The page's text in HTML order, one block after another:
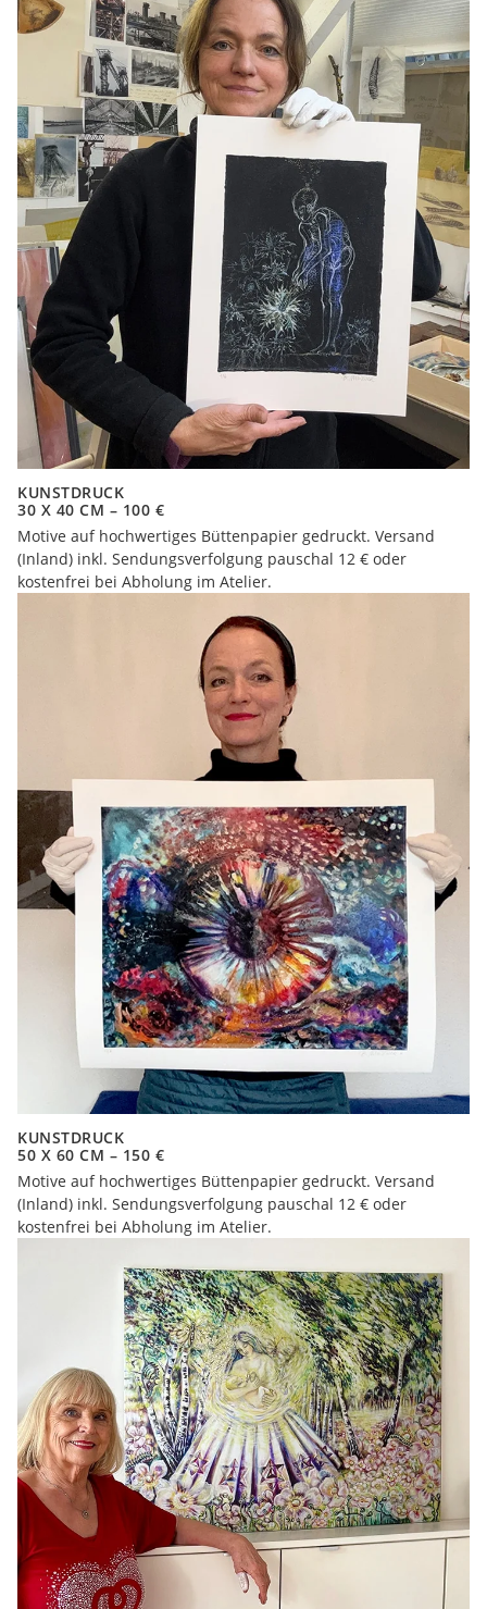
KUNSTDRUCK
30 X 40 CM – 100 €
Motive auf hochwertiges Büttenpapier gedruckt. Versand
(Inland) inkl. Sendungsverfolgung pauschal 12 € oder
kostenfrei bei Abholung im Atelier.
KUNSTDRUCK
50 X 60 CM – 150 €
Motive auf hochwertiges Büttenpapier gedruckt. Versand
(Inland) inkl. Sendungsverfolgung pauschal 12 € oder
kostenfrei bei Abholung im Atelier.